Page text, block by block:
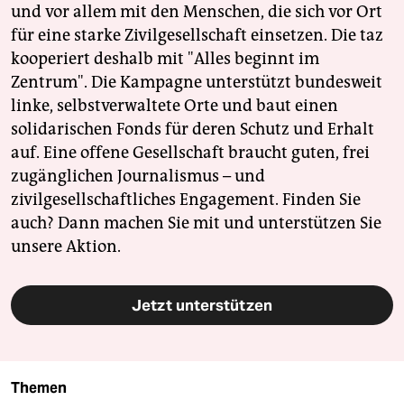
und vor allem mit den Menschen, die sich vor Ort
für eine starke Zivilgesellschaft einsetzen. Die taz
kooperiert deshalb mit "Alles beginnt im
Zentrum". Die Kampagne unterstützt bundesweit
linke, selbstverwaltete Orte und baut einen
solidarischen Fonds für deren Schutz und Erhalt
auf. Eine offene Gesellschaft braucht guten, frei
zugänglichen Journalismus – und
zivilgesellschaftliches Engagement. Finden Sie
auch? Dann machen Sie mit und unterstützen Sie
unsere Aktion.
Jetzt unterstützen
Themen